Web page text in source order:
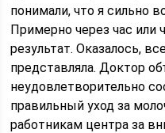
понимали, что я сильно
Примерно через час или
результат. Оказалось,
представляла. Доктор
неудовлетворительно
правильный уход за
работникам центра за